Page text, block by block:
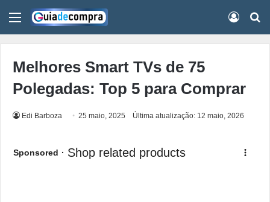
Menu
Melhores Smart TVs de 75
Polegadas: Top 5 para Comprar
Edi Barboza 25 maio, 2025 Última atualização: 12 maio, 2026